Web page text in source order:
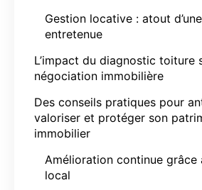
Gestion locative : atout
entretenue
L’impact du diagnostic toiture
négociation immobilière
Des conseils pratiques pour
valoriser et protéger son
immobilier
Amélioration continue grâce
local